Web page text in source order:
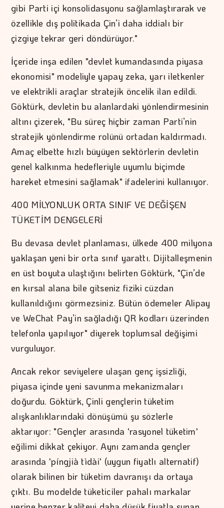
gibi Parti içi konsolidasyonu sağlamlaştırarak ve
özellikle dış politikada Çin’i daha iddialı bir
çizgiye tekrar geri döndürüyor."
İçeride inşa edilen "devlet kumandasında piyasa
ekonomisi" modeliyle yapay zeka, yarı iletkenler
ve elektrikli araçlar stratejik öncelik ilan edildi.
Göktürk, devletin bu alanlardaki yönlendirmesinin
altını çizerek, "Bu süreç hiçbir zaman Parti’nin
stratejik yönlendirme rolünü ortadan kaldırmadı.
Amaç elbette hızlı büyüyen sektörlerin devletin
genel kalkınma hedefleriyle uyumlu biçimde
hareket etmesini sağlamak" ifadelerini kullanıyor.
400 MİLYONLUK ORTA SINIF VE DEĞİŞEN
TÜKETİM DENGELERİ
Bu devasa devlet planlaması, ülkede 400 milyona
yaklaşan yeni bir orta sınıf yarattı. Dijitalleşmenin
en üst boyuta ulaştığını belirten Göktürk, "Çin’de
en kırsal alana bile gitseniz fiziki cüzdan
kullanıldığını görmezsiniz. Bütün ödemeler Alipay
ve WeChat Pay’in sağladığı QR kodları üzerinden
telefonla yapılıyor" diyerek toplumsal değişimi
vurguluyor.
Ancak rekor seviyelere ulaşan genç işsizliği,
piyasa içinde yeni savunma mekanizmaları
doğurdu. Göktürk, Çinli gençlerin tüketim
alışkanlıklarındaki dönüşümü şu sözlerle
aktarıyor: "Gençler arasında 'rasyonel tüketim'
eğilimi dikkat çekiyor. Aynı zamanda gençler
arasında 'píngjià tìdài' (uygun fiyatlı alternatif)
olarak bilinen bir tüketim davranışı da ortaya
çıktı. Bu modelde tüketiciler pahalı markalar